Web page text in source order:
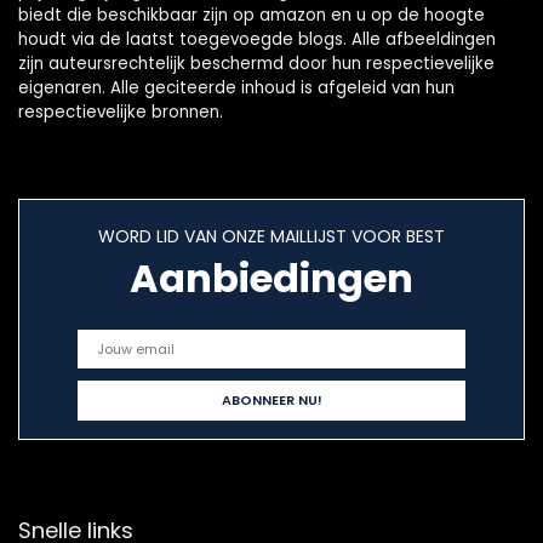
biedt die beschikbaar zijn op amazon en u op de hoogte
houdt via de laatst toegevoegde blogs. Alle afbeeldingen
zijn auteursrechtelijk beschermd door hun respectievelijke
eigenaren. Alle geciteerde inhoud is afgeleid van hun
respectievelijke bronnen.
WORD LID VAN ONZE MAILLIJST VOOR BEST
Aanbiedingen
Snelle links